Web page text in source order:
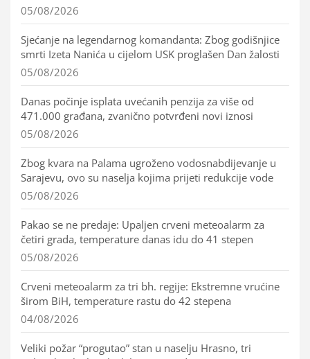
05/08/2026
Sjećanje na legendarnog komandanta: Zbog godišnjice
smrti Izeta Nanića u cijelom USK proglašen Dan žalosti
05/08/2026
Danas počinje isplata uvećanih penzija za više od
471.000 građana, zvanično potvrđeni novi iznosi
05/08/2026
Zbog kvara na Palama ugroženo vodosnabdijevanje u
Sarajevu, ovo su naselja kojima prijeti redukcije vode
05/08/2026
Pakao se ne predaje: Upaljen crveni meteoalarm za
četiri grada, temperature danas idu do 41 stepen
05/08/2026
Crveni meteoalarm za tri bh. regije: Ekstremne vrućine
širom BiH, temperature rastu do 42 stepena
04/08/2026
Veliki požar “progutao” stan u naselju Hrasno, tri